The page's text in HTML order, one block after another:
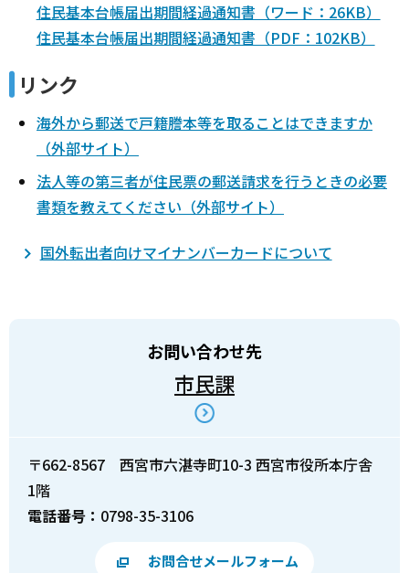
住民基本台帳届出期間経過通知書（ワード：26KB）
住民基本台帳届出期間経過通知書（PDF：102KB）
リンク
海外から郵送で戸籍謄本等を取ることはできますか
（外部サイト）
法人等の第三者が住民票の郵送請求を行うときの必要
書類を教えてください（外部サイト）
国外転出者向けマイナンバーカードについて
お問い合わせ先
市民課
〒662-8567 西宮市六湛寺町10-3 西宮市役所本庁舎
1階
電話番号： 0798-35-3106
お問合せメールフォーム